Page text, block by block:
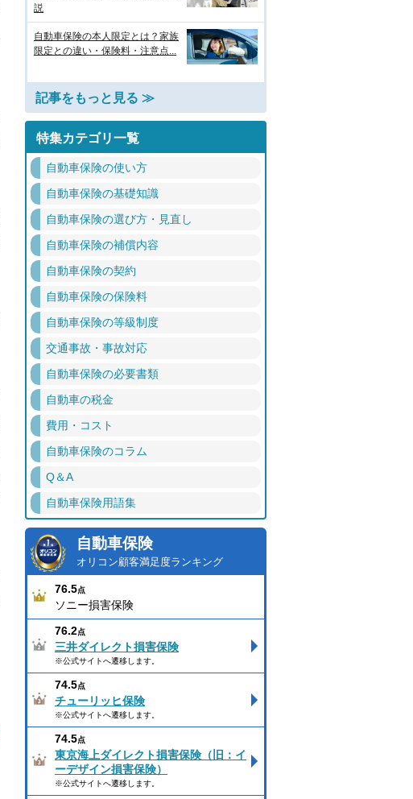
説
自動車保険の本人限定とは？家族
限定との違い・保険料・注意点...
記事をもっと見る ≫
特集カテゴリ一覧
自動車保険の使い方
自動車保険の基礎知識
自動車保険の選び方・見直し
自動車保険の補償内容
自動車保険の契約
自動車保険の保険料
自動車保険の等級制度
交通事故・事故対応
自動車保険の必要書類
自動車の税金
費用・コスト
自動車保険のコラム
Q＆A
自動車保険用語集
自動車保険
オリコン顧客満足度ランキング
76.5点
ソニー損害保険
76.2点
三井ダイレクト損害保険
※公式サイトへ遷移します。
74.5点
チューリッヒ保険
※公式サイトへ遷移します。
74.5点
東京海上ダイレクト損害保険（旧：イ
ーデザイン損害保険）
※公式サイトへ遷移します。